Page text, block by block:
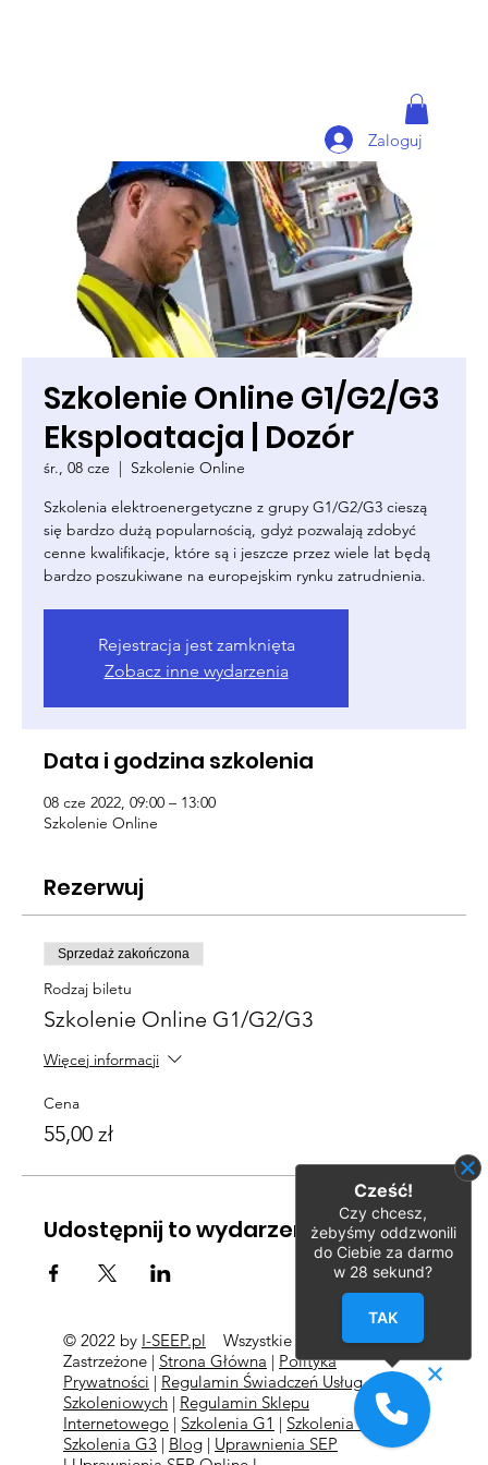
Zaloguj
Szkolenie Online G1/G2/G3
Eksploatacja | Dozór
śr., 08 cze
  |
Szkolenie Online
Szkolenia elektroenergetyczne z grupy G1/G2/G3 cieszą
się bardzo dużą popularnością, gdyż pozwalają zdobyć
cenne kwalifikacje, które są i jeszcze przez wiele lat będą
bardzo poszukiwane na europejskim rynku zatrudnienia.
Rejestracja jest zamknięta
Zobacz inne wydarzenia
Data i godzina szkolenia
08 cze 2022, 09:00 – 13:00
Szkolenie Online
Rezerwuj
Sprzedaż zakończona
Rodzaj biletu
Szkolenie Online G1/G2/G3
Więcej informacji
Cena
55,00 zł
Udostępnij to wydarzenie
© 2022 by I-SEEP.pl
Wszystkie Prawa
Zastrzeżone | Strona Główna | Polityka
Prywatności | Regulamin Świadczeń Usług
Szkoleniowych| Regulamin Sklepu
Internetowego | Szkolenia G1 | Szkolenia G2
l
Szkolenia G3 | Blog| Uprawnienia SEP
Cześć!
Czy chcesz,
żebyśmy oddzwonili
do Ciebie za darmo
w 28 sekund?
TAK